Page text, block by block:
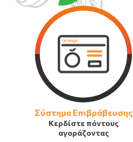
Σύστημα Επιβράβευσης
Κερδίστε πόντους
αγοράζοντας